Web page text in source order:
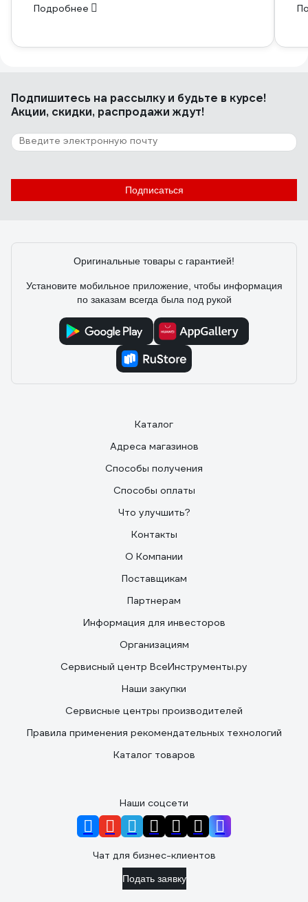
Подробнее
Подпишитесь на рассылкуи будьте в курсе!
Акции, скидки, распродажи ждут!
Подписаться
Оригинальные товары с гарантией!
Установите мобильное приложение, чтобы информация
по заказам всегда была под рукой
Каталог
Адреса магазинов
Способы получения
Способы оплаты
Что улучшить?
Контакты
О Компании
Поставщикам
Партнерам
Информация для инвесторов
Организациям
Сервисный центр ВсеИнструменты.ру
Наши закупки
Сервисные центры производителей
Правила применения рекомендательных технологий
Каталог товаров
Наши соцсети
Чат для бизнес-клиентов
Подать заявку